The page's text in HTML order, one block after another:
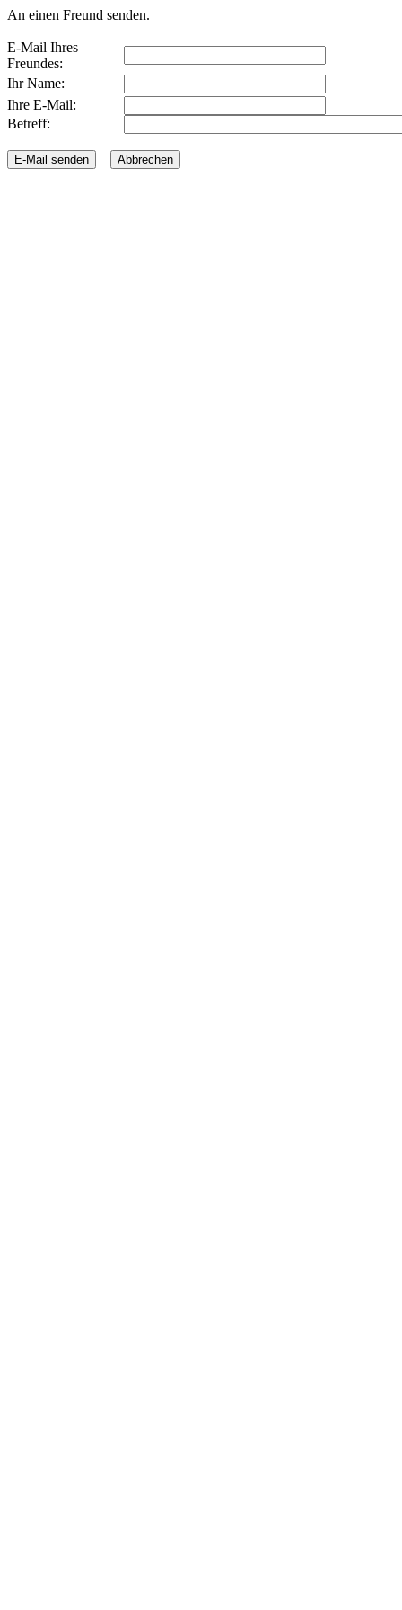
An einen Freund senden.
E-Mail Ihres
Freundes:
Ihr Name:
Ihre E-Mail:
Betreff: